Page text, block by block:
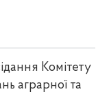
Комітету
аграрної та